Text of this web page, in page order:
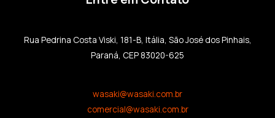
Rua Pedrina Costa Viski, 181-B, Itália, São José dos Pinhais,
Paraná, CEP 83020-625
wasaki@wasaki.com.br
comercial@wasaki.com.br